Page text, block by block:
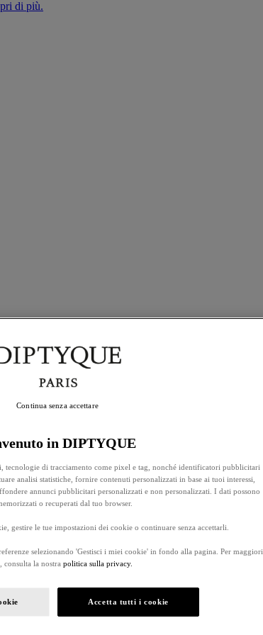
di più.
in DIPTYQUE
di tracciamento come pixel e tag, nonché identificatori pubblicitari
analisi statistiche, fornire contenuti personalizzati in base ai tuoi interessi,
annunci pubblicitari personalizzati e non personalizzati. I dati possono
o recuperati dal tuo browser.
gestire le tue impostazioni dei cookie o continuare senza accettarli.
selezionando 'Gestisci i miei cookie' in fondo alla pagina. Per maggiori
consulta la nostra politica sulla privacy.
Accetta tutti i cookie
Continua senza accettare